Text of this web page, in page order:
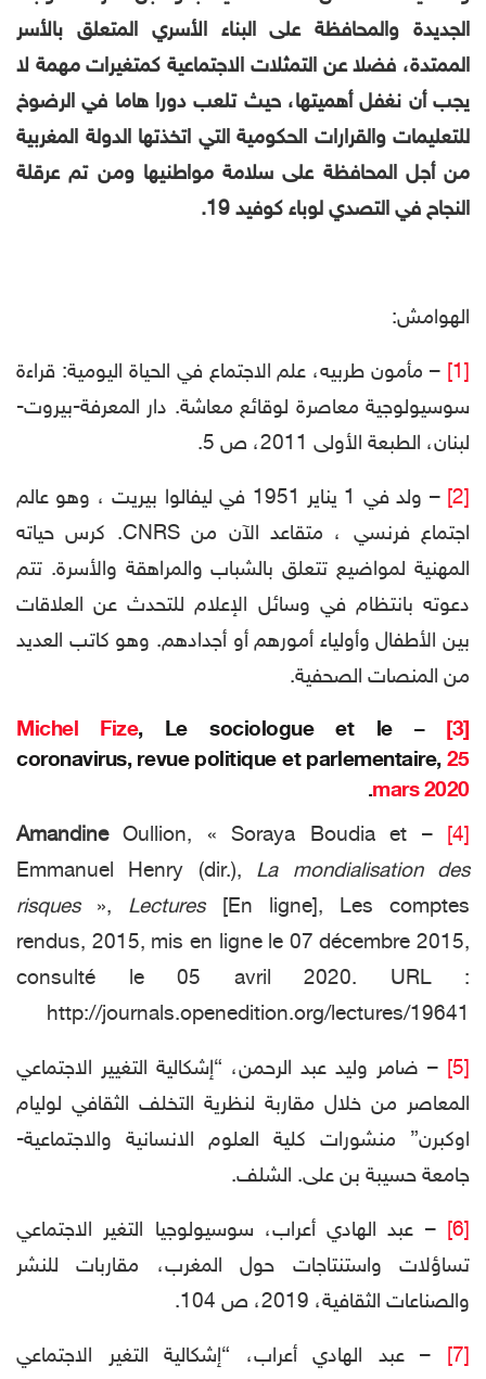
الجديدة والمحافظة على البناء الأسري المتعلق بالأسر
الممتدة، فضلا عن التمثلات الاجتماعية كمتغيرات مهمة لا
يجب أن نغفل أهميتها، حيث تلعب دورا هاما في الرضوخ
للتعليمات والقرارات الحكومية التي اتخذتها الدولة المغربية
من أجل المحافظة على سلامة مواطنيها ومن تم عرقلة
النجاح في التصدي لوباء كوفيد 19.
الهوامش:
[1]
– مأمون طربيه، علم الاجتماع في الحياة اليومية: قراءة
سوسيولوجية معاصرة لوقائع معاشة. دار المعرفة-بيروت-
لبنان، الطبعة الأولى 2011، ص 5.
[2]
– ولد في 1 يناير 1951 في ليفالوا بيريت ، وهو عالم
اجتماع فرنسي ، متقاعد الآن من CNRS. كرس حياته
المهنية لمواضيع تتعلق بالشباب والمراهقة والأسرة. تتم
دعوته بانتظام في وسائل الإعلام للتحدث عن العلاقات
بين الأطفال وأولياء أمورهم أو أجدادهم. وهو كاتب العديد
من المنصات الصحفية.
[3]
–
Michel Fize, Le sociologue et le
coronavirus, revue politique et parlementaire, 25
mars 2020
.
[4]
–
AmandineOullion, « Soraya Boudia et
Emmanuel Henry (dir.), La mondialisation des
risques», Lectures[En ligne], Les comptes
rendus, 2015, mis en ligne le 07 décembre 2015,
consulté le 05 avril 2020. URL :
http://journals.openedition.org/lectures/19641
[5]
– ضامر وليد عبد الرحمن، “إشكالية التغيير الاجتماعي
المعاصر من خلال مقاربة لنظرية التخلف الثقافي لوليام
اوكبرن” منشورات كلية العلوم الانسانية والاجتماعية-
جامعة حسيبة بن على. الشلف.
[6]
– عبد الهادي أعراب، سوسيولوجيا التغير الاجتماعي
تساؤلات واستنتاجات حول المغرب، مقاربات للنشر
والصناعات الثقافية، 2019، ص 104.
[7]
– عبد الهادي أعراب، “إشكالية التغير الاجتماعي